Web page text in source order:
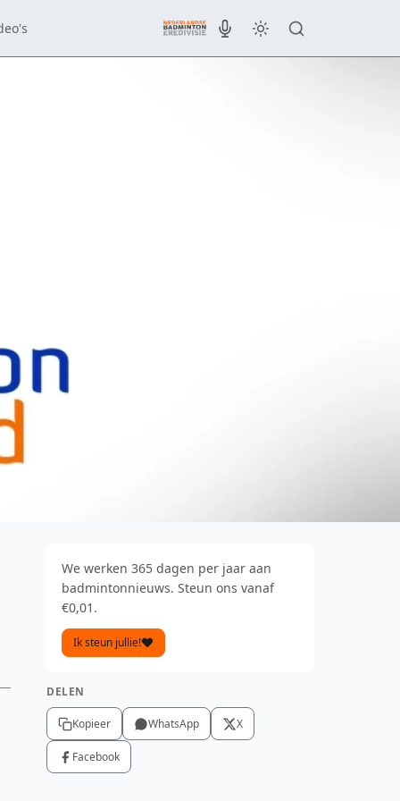
We werken 365 dagen per jaar aan
badmintonnieuws. Steun ons vanaf
€0,01.
Ik steun jullie!
DELEN
Kopieer WhatsApp X
Facebook